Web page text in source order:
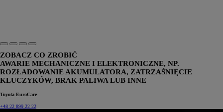
ZOBACZ CO ZROBIĆ
AWARIE MECHANICZNE I ELEKTRONICZNE, NP.
ROZŁADOWANIE AKUMULATORA, ZATRZAŚNIĘCIE
KLUCZYKÓW, BRAK PALIWA LUB INNE
Toyota EuroCare
+48 22 899 22 22